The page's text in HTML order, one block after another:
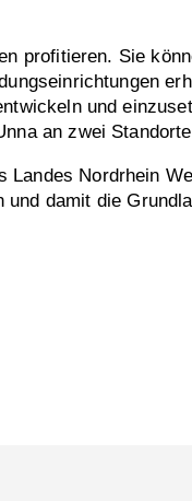
profitieren. Sie
und
an zwei
Nordrhein
und damit die